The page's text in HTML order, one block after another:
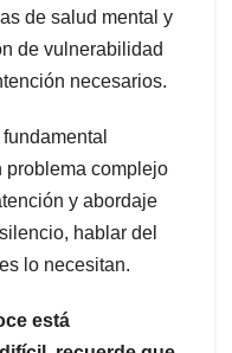
de salud mental y
de vulnerabilidad
necesarios.
problema complejo
y abordaje
hablar del
lo necesitan.
está